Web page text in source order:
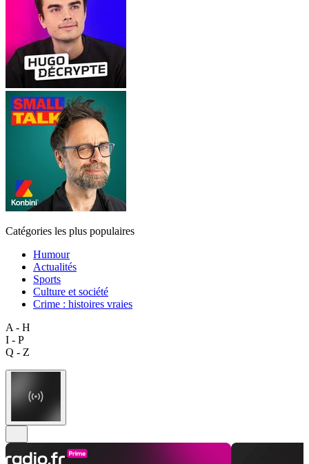
Catégories les plus populaires
Humour
Actualités
Sports
Culture et société
Crime : histoires vraies
A - H
I - P
Q - Z